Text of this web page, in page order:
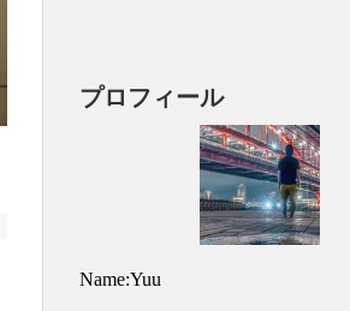
プロフィール
Name:Yuu